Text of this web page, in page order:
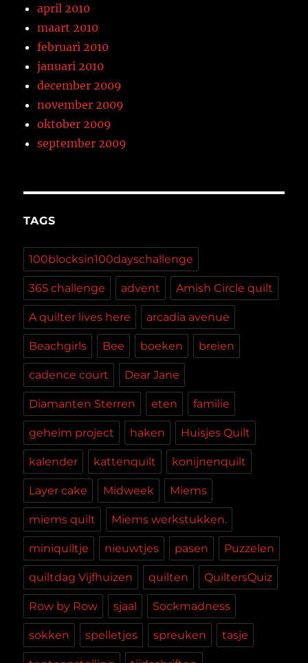
april 2010
maart 2010
februari 2010
januari 2010
december 2009
november 2009
oktober 2009
september 2009
TAGS
100blocksin100dayschallenge
365 challenge advent Amish Circle quilt
A quilter lives here arcadia avenue
Beachgirls Bee boeken breien
cadence court Dear Jane
Diamanten Sterren eten familie
geheim project haken Huisjes Quilt
kalender kattenquilt konijnenquilt
Layer cake Midweek Miems
miems quilt Miems werkstukken.
miniquiltje nieuwtjes pasen Puzzelen
quiltdag Vijfhuizen quilten QuiltersQuiz
Row by Row sjaal Sockmadness
sokken spelletjes spreuken tasje